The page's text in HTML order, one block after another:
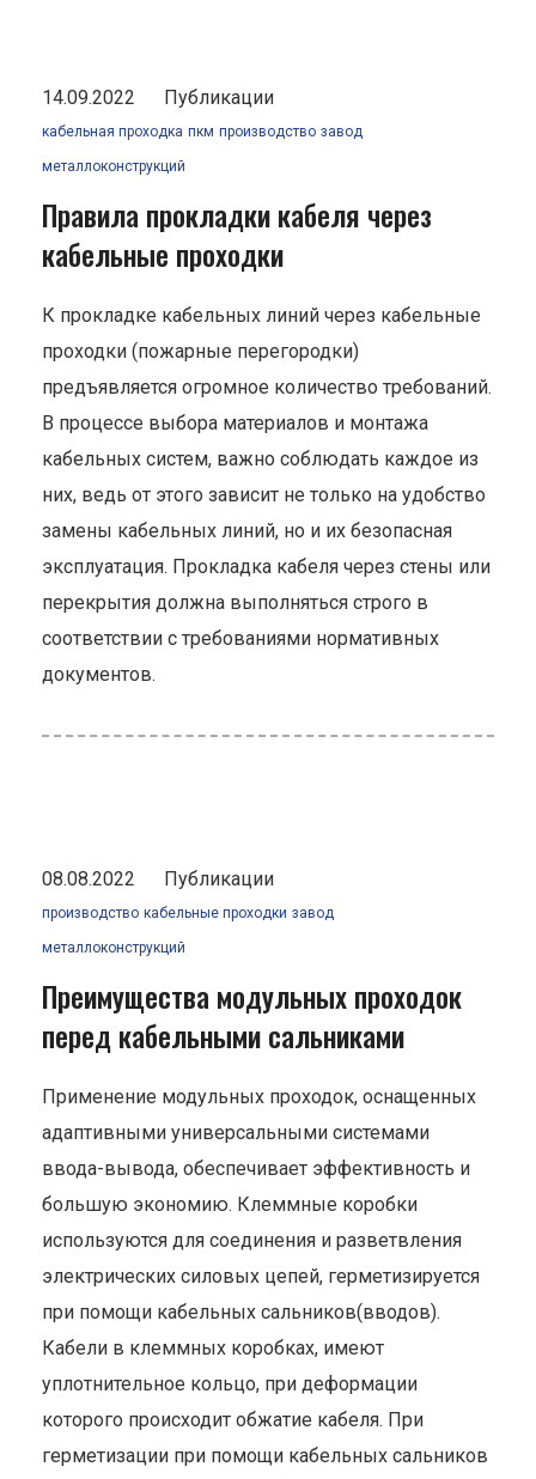
14.09.2022 Публикации
кабельная проходка пкм производство завод
металлоконструкций
Правила прокладки кабеля через
кабельные проходки
К прокладке кабельных линий через кабельные
проходки (пожарные перегородки)
предъявляется огромное количество требований.
В процессе выбора материалов и монтажа
кабельных систем, важно соблюдать каждое из
них, ведь от этого зависит не только на удобство
замены кабельных линий, но и их безопасная
эксплуатация. Прокладка кабеля через стены или
перекрытия должна выполняться строго в
соответствии с требованиями нормативных
документов.
08.08.2022 Публикации
производство кабельные проходки завод
металлоконструкций
Преимущества модульных проходок
перед кабельными сальниками
Применение модульных проходок, оснащенных
адаптивными универсальными системами
ввода-вывода, обеспечивает эффективность и
большую экономию. Клеммные коробки
используются для соединения и разветвления
электрических силовых цепей, герметизируется
при помощи кабельных сальников(вводов).
Кабели в клеммных коробках, имеют
уплотнительное кольцо, при деформации
которого происходит обжатие кабеля. При
герметизации при помощи кабельных сальников